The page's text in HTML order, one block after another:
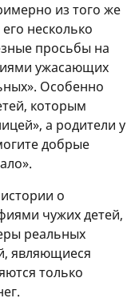
из того же
несколько
просьбы на
ужасающих
Особенно
которым
а родители у
добрые
о
чужих детей,
реальных
являющиеся
только